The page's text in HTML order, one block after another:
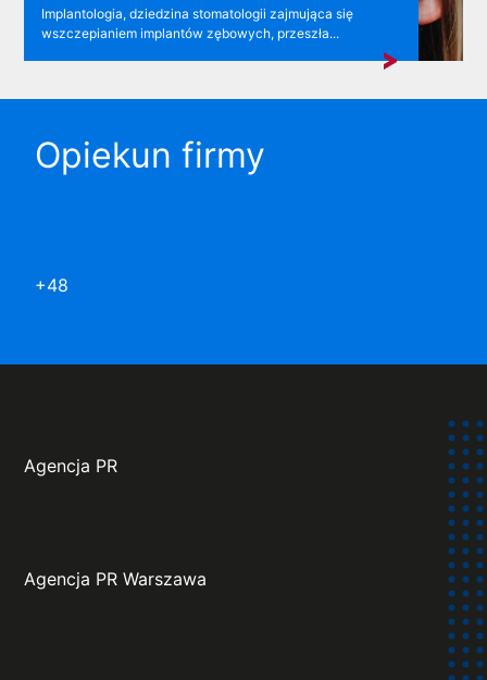
Implantologia, dziedzina stomatologii zajmująca się
wszczepianiem implantów zębowych, przeszła...
Opiekun firmy
+48
Agencja PR
Agencja PR Warszawa